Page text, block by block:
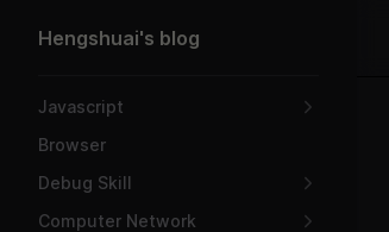
Skip to content
Hengshuai's blog
Javascript
Browser
Debug Skill
Computer Network